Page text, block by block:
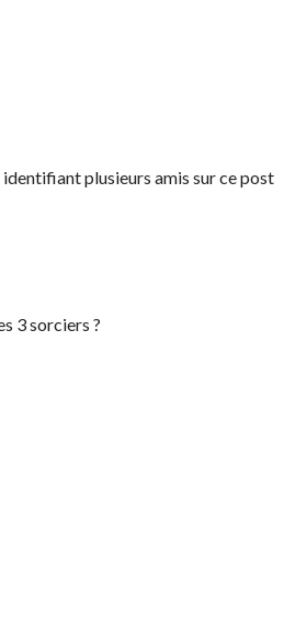
plusieurs amis sur ce post
3 sorciers ?